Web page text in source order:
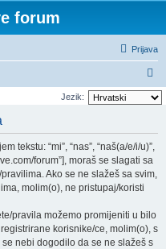
forum
Prijava
r
i
Jezik:
tekstu: “mi”, “nas”, “naš(a/e/i/u)”,
forum”], moraš se slagati sa
Ako se ne slažeš sa svim,
molim(o), ne pristupaj/koristi
pravila možemo promijeniti u bilo
korisnike/ce, molim(o), s
nebi dogodilo da se ne slažeš s